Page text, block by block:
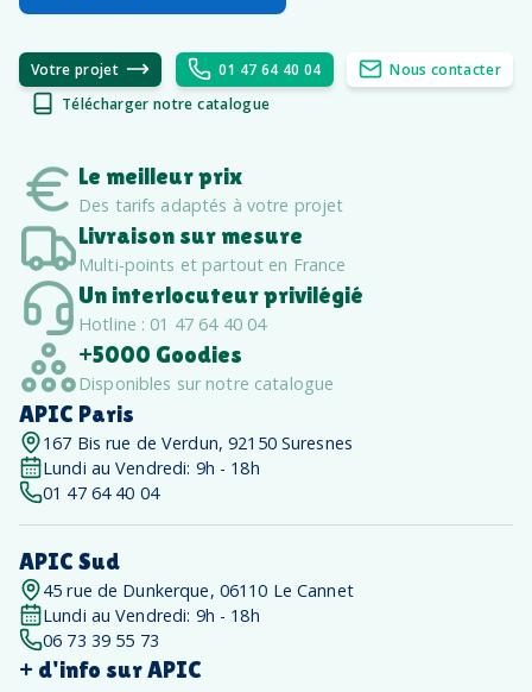
Votre projet 01 47 64 40 04
Nous contacter
Télécharger notre catalogue
Le meilleur prix
Des tarifs adaptés à votre projet
Livraison sur mesure
Multi-points et partout en France
Un interlocuteur privilégié
Hotline : 01 47 64 40 04
+5000 Goodies
Disponibles sur notre catalogue
APIC Paris
167 Bis rue de Verdun, 92150 Suresnes
Lundi au Vendredi: 9h - 18h
01 47 64 40 04
APIC Sud
45 rue de Dunkerque, 06110 Le Cannet
Lundi au Vendredi: 9h - 18h
06 73 39 55 73
+ d'info sur APIC